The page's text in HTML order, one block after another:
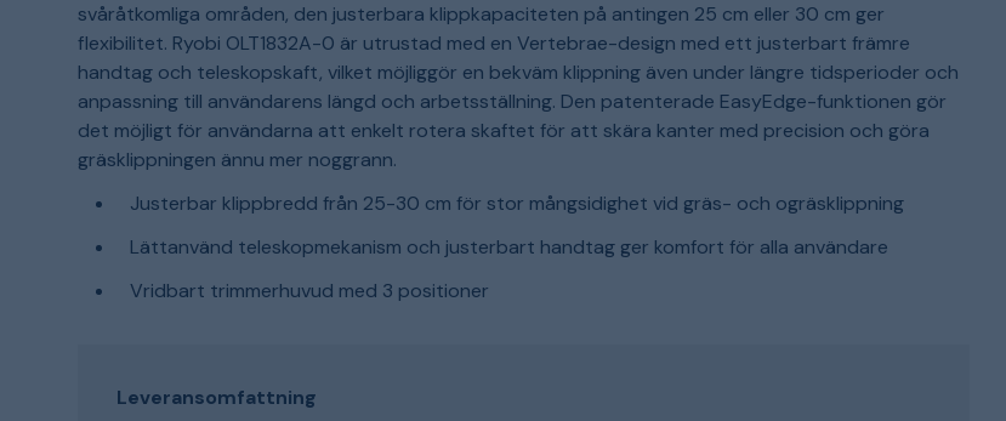
svåråtkomliga områden, den justerbara klippkapaciteten på antingen 25 cm eller 30 cm ger
flexibilitet. Ryobi OLT1832A-0 är utrustad med en Vertebrae-design med ett justerbart främre
handtag och teleskopskaft, vilket möjliggör en bekväm klippning även under längre tidsperioder och
anpassning till användarens längd och arbetsställning. Den patenterade EasyEdge-funktionen gör
det möjligt för användarna att enkelt rotera skaftet för att skära kanter med precision och göra
gräsklippningen ännu mer noggrann.
Justerbar klippbredd från 25-30 cm för stor mångsidighet vid gräs- och ogräsklippning
Lättanvänd teleskopmekanism och justerbart handtag ger komfort för alla användare
Vridbart trimmerhuvud med 3 positioner
Leveransomfattning